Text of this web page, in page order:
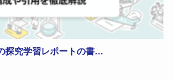
探究学習レポートの書…